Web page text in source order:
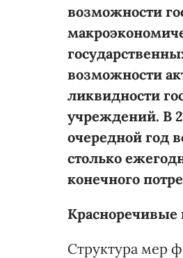
возможности
возможности
ликвидности
учреждений. В
очередной год
столько
конечного
Структура мер